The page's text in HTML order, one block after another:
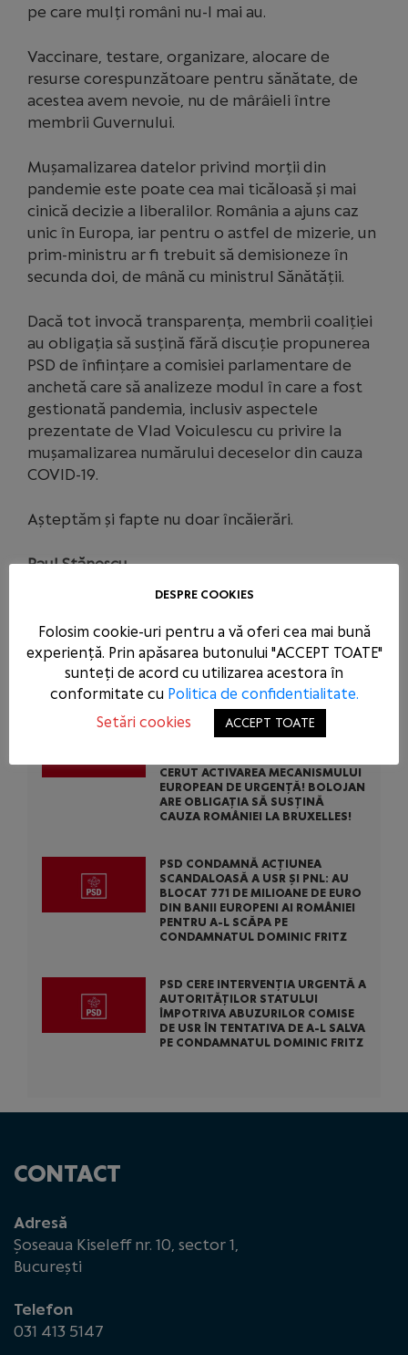
pe care mulți români nu-l mai au.
Vaccinare, testare, organizare, alocare de
resurse corespunzătoare pentru sănătate, de
acestea avem nevoie, nu de mârâieli între
membrii Guvernului.
Mușamalizarea datelor privind morții din
pandemie este poate cea mai ticăloasă și mai
cinică decizie a liberalilor. România a ajuns caz
unic în Europa, iar pentru o astfel de mizerie, un
prim-ministru ar fi trebuit să demisioneze în
secunda doi, de mână cu ministrul Sănătății.
Dacă tot invocă transparența, membrii coaliției
au obligația să susțină fără discuție propunerea
PSD de înființare a comisiei parlamentare de
anchetă care să analizeze modul în care a fost
gestionată pandemia, inclusiv aspectele
prezentate de Vlad Voiculescu cu privire la
mușamalizarea numărului deceselor din cauza
COVID-19.
Așteptăm și fapte nu doar încăierări.
Paul Stănescu,
ARTICOLE SIMILARE
CENTRALELE PE CĂRBUNE SUNT O
CERUT ACTIVAREA MECANISMULUI
EUROPEAN DE URGENȚĂ! BOLOJAN
ARE OBLIGAȚIA SĂ SUSȚINĂ
CAUZA ROMÂNIEI LA BRUXELLES!
PSD CONDAMNĂ ACȚIUNEA
SCANDALOASĂ A USR ȘI PNL: AU
BLOCAT 771 DE MILIOANE DE EURO
DIN BANII EUROPENI AI ROMÂNIEI
PENTRU A-L SCĂPA PE
CONDAMNATUL DOMINIC FRITZ
PSD CERE INTERVENȚIA URGENTĂ A
AUTORITĂȚILOR STATULUI
ÎMPOTRIVA ABUZURILOR COMISE
DE USR ÎN TENTATIVA DE A-L SALVA
PE CONDAMNATUL DOMINIC FRITZ
CONTACT
Adresă
Șoseaua Kiseleff nr. 10, sector 1,
București
Telefon
031 413 5147
DESPRE COOKIES
Folosim cookie-uri pentru a vă oferi cea mai bună
experiență. Prin apăsarea butonului "ACCEPT TOATE"
sunteți de acord cu utilizarea acestora în
conformitate cu Politica de confidentialitate.
Setări cookies
ACCEPT TOATE